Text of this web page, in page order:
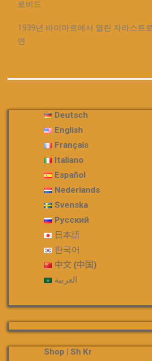
로비드
1939년 바이마르에서 열린 자라스트
연
Deutsch
English
Français
Italiano
Español
Nederlands
Svenska
Русский
日本語
한국어
中文 (中国)
العربية
Shop | Sh Kr